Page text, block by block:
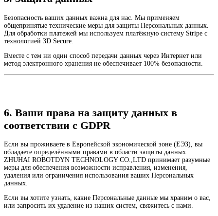
Безопасность ваших данных важна для нас. Мы применяем
общепринятые технические меры для защиты Персональных данных.
Для обработки платежей мы используем платёжную систему Stripe с
технологией 3D Secure.
Вместе с тем ни один способ передачи данных через Интернет или
метод электронного хранения не обеспечивает 100% безопасности.
6. Ваши права на защиту данных в
соответствии с GDPR
Если вы проживаете в Европейской экономической зоне (ЕЭЗ), вы
обладаете определёнными правами в области защиты данных.
ZHUHAI ROBOTDYN TECHNOLOGY CO.,LTD принимает разумные
меры для обеспечения возможности исправления, изменения,
удаления или ограничения использования ваших Персональных
данных.
Если вы хотите узнать, какие Персональные данные мы храним о вас,
или запросить их удаление из наших систем, свяжитесь с нами.